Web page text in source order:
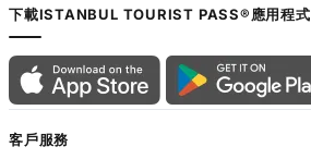
下載ISTANBUL TOURIST PASS®應用程式
客戶服務